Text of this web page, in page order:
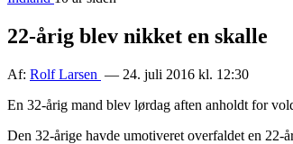
22-årig blev nikket en skalle
Af: Rolf Larsen — 24. juli 2016 kl. 12:30
En 32-årig mand blev lørdag aften anholdt for
Den 32-årige havde umotiveret overfaldet en 22-